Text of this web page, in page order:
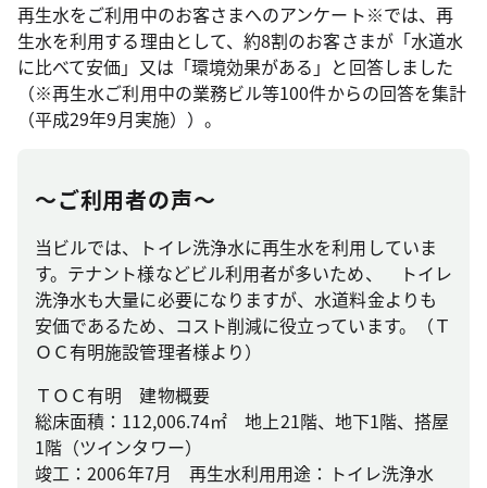
再生水をご利用中のお客さまへのアンケート※では、再
生水を利用する理由として、約8割のお客さまが「水道水
に比べて安価」又は「環境効果がある」と回答しました
（※再生水ご利用中の業務ビル等100件からの回答を集計
（平成29年9月実施））。
～ご利用者の声～
当ビルでは、トイレ洗浄水に再生水を利用していま
す。テナント様などビル利用者が多いため、 トイレ
洗浄水も大量に必要になりますが、水道料金よりも
安価であるため、コスト削減に役立っています。（Ｔ
ＯＣ有明施設管理者様より）
ＴＯＣ有明 建物概要
総床面積：112,006.74㎡ 地上21階、地下1階、搭屋
1階（ツインタワー）
竣工：2006年7月 再生水利用用途：トイレ洗浄水